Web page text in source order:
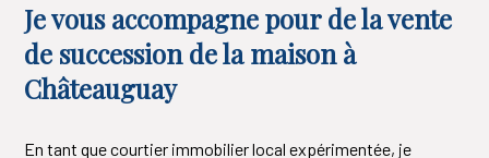
Je vous accompagne pour de la vente
de succession de la maison à
Châteauguay
En tant que courtier immobilier local expérimentée, je